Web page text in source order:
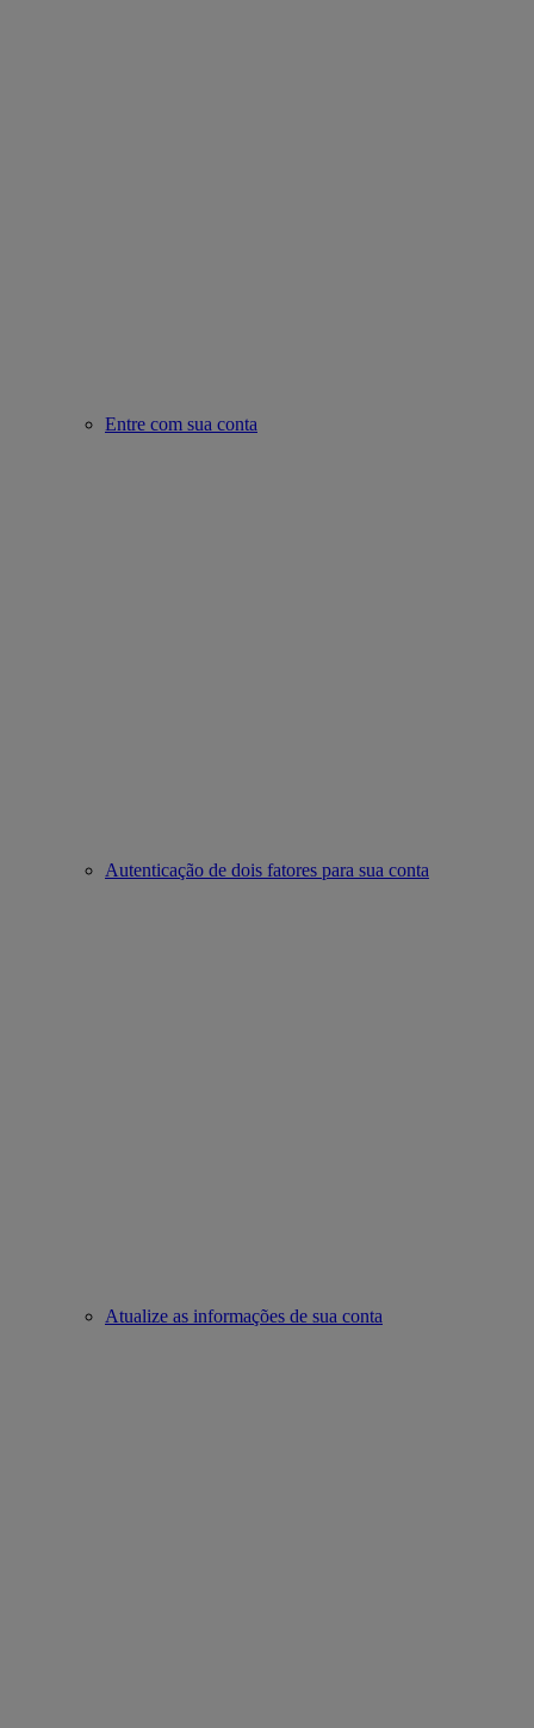
Entre com sua conta
Autenticação de dois fatores para sua conta
Atualize as informações de sua conta